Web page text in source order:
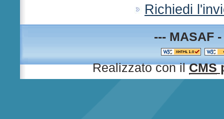
Richiedi
--- MASAF
Realizzato con ilCMS